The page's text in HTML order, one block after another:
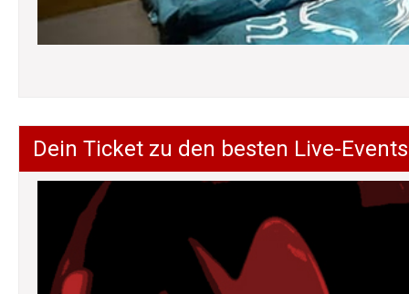
Dein Ticket zu den besten Live-Events